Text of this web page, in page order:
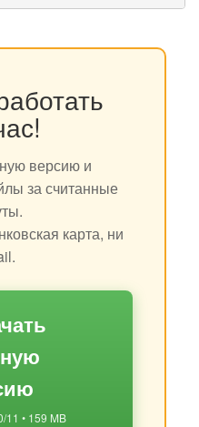
версию и
за считанные
карта, ни
11 • 159 MB